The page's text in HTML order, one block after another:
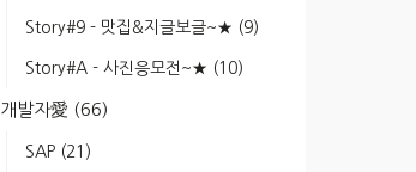
Story#9 - 맛집&지글보글~★ (9)
Story#A - 사진응모전~★ (10)
개발자愛 (66)
SAP (21)